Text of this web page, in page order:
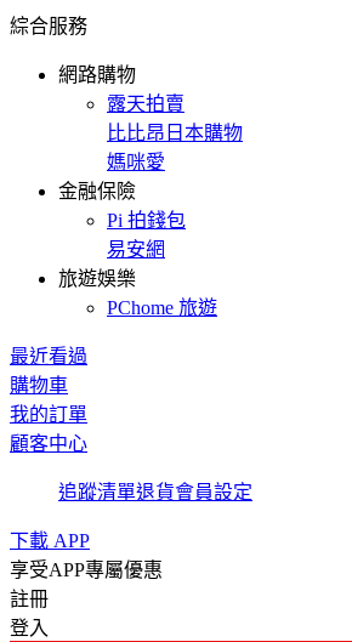
綜合服務
網路購物
露天拍賣
比比昂日本購物
媽咪愛
金融保險
Pi 拍錢包
易安網
旅遊娛樂
PChome 旅遊
最近看過
購物車
我的訂單
顧客中心
追蹤清單退貨會員設定
下載 APP
享受APP專屬優惠
註冊
登入